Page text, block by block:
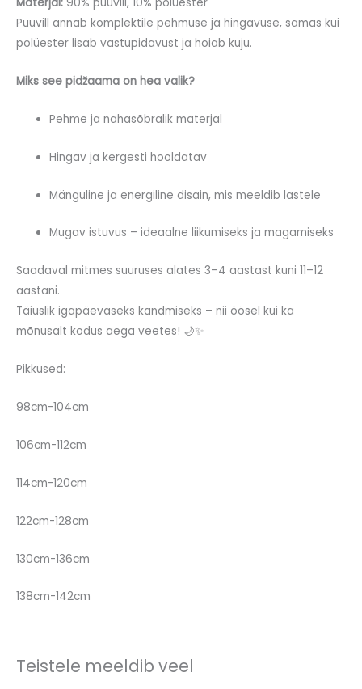
Puuvill annab komplektile pehmuse ja hingavuse, samas kui
polüester lisab vastupidavust ja hoiab kuju.
Miks see pidžaama on hea valik?
Pehme ja nahasõbralik materjal
Hingav ja kergesti hooldatav
Mänguline ja energiline disain, mis meeldib lastele
Mugav istuvus – ideaalne liikumiseks ja magamiseks
Saadaval mitmes suuruses alates 3–4 aastast kuni 11–12
aastani.
Täiuslik igapäevaseks kandmiseks – nii öösel kui ka
mõnusalt kodus aega veetes! 🌙✨
Pikkused:
98cm-104cm
106cm-112cm
114cm-120cm
122cm-128cm
130cm-136cm
138cm-142cm
Teistele meeldib veel